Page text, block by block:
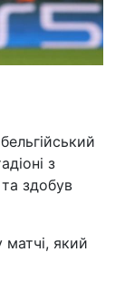
з
здобув
який